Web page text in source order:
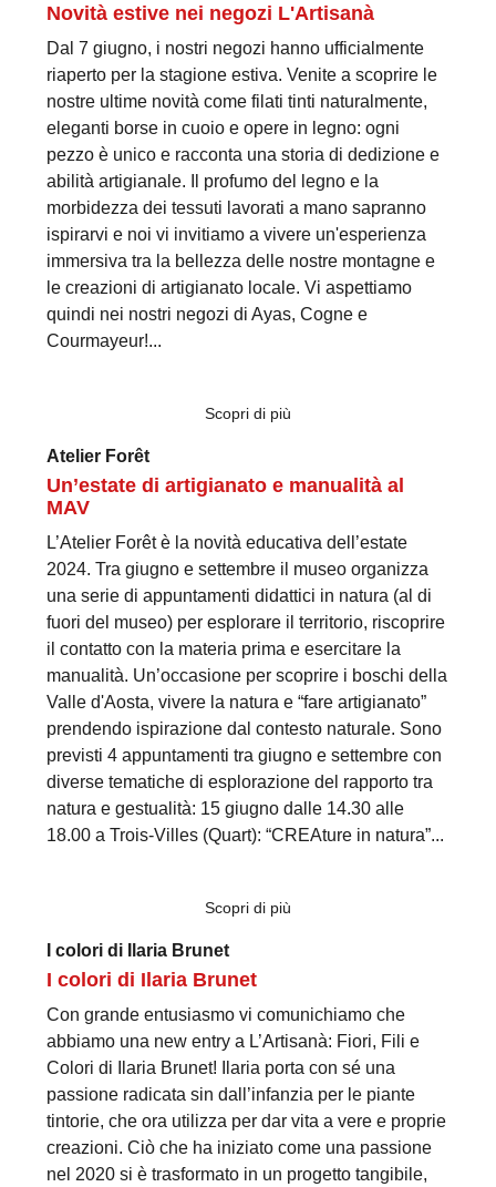
Novità estive nei negozi L'Artisanà
Dal 7 giugno, i nostri negozi hanno ufficialmente
riaperto per la stagione estiva. Venite a scoprire le
nostre ultime novità come filati tinti naturalmente,
eleganti borse in cuoio e opere in legno: ogni
pezzo è unico e racconta una storia di dedizione e
abilità artigianale. Il profumo del legno e la
morbidezza dei tessuti lavorati a mano sapranno
ispirarvi e noi vi invitiamo a vivere un'esperienza
immersiva tra la bellezza delle nostre montagne e
le creazioni di artigianato locale. Vi aspettiamo
quindi nei nostri negozi di Ayas, Cogne e
Courmayeur!...
Scopri di più
Atelier Forêt
Un’estate di artigianato e manualità al
MAV
L’Atelier Forêt è la novità educativa dell’estate
2024. Tra giugno e settembre il museo organizza
una serie di appuntamenti didattici in natura (al di
fuori del museo) per esplorare il territorio, riscoprire
il contatto con la materia prima e esercitare la
manualità. Un’occasione per scoprire i boschi della
Valle d'Aosta, vivere la natura e “fare artigianato”
prendendo ispirazione dal contesto naturale. Sono
previsti 4 appuntamenti tra giugno e settembre con
diverse tematiche di esplorazione del rapporto tra
natura e gestualità: 15 giugno dalle 14.30 alle
18.00 a Trois-Villes (Quart): “CREAture in natura”...
Scopri di più
I colori di Ilaria Brunet
I colori di Ilaria Brunet
Con grande entusiasmo vi comunichiamo che
abbiamo una new entry a L’Artisanà: Fiori, Fili e
Colori di Ilaria Brunet! Ilaria porta con sé una
passione radicata sin dall’infanzia per le piante
tintorie, che ora utilizza per dar vita a vere e proprie
creazioni. Ciò che ha iniziato come una passione
nel 2020 si è trasformato in un progetto tangibile,